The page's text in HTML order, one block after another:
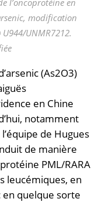
l’oncoprotéine en
modification
UNMR7212.
(As2O3)
en Chine
notamment
de Hugues
de manière
PML/RARA
leucémiques, en
en quelque sorte